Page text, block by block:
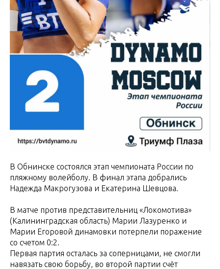
В Обнинске состоялся этап чемпионата России по
пляжному волейболу. В финал этапа добрались
Надежда Макрогузова и Екатерина Шевцова.
В матче против представительниц «Локомотива»
(Калининградская область) Марии Лазуренко и
Марии Егоровой динамовки потерпели поражение
со счетом 0:2.
Первая партия осталась за соперницами, не смогли
навязать свою борьбу, во второй партии счёт